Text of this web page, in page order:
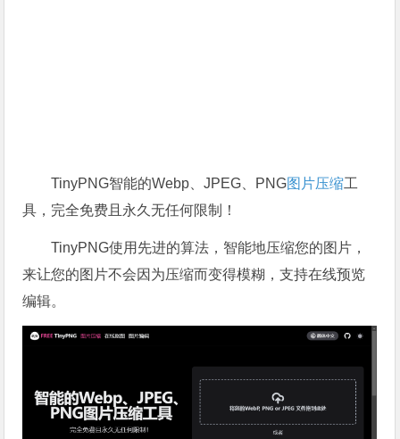
TinyPNG智能的Webp、JPEG、PNG图片压缩工
具，完全免费且永久无任何限制！
TinyPNG使用先进的算法，智能地压缩您的图片，
来让您的图片不会因为压缩而变得模糊，支持在线预览
编辑。